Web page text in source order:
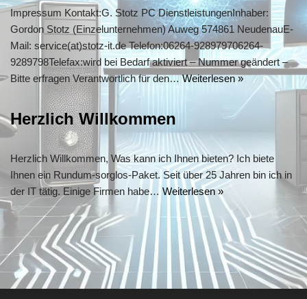
Impressum Kontakt:G. Stotz PC DienstleistungenInhaber:
Gordon Stotz (Einzelunternehmen) Auweg 574861 NeudenauE-
Mail: service(at)stotz-it.de Telefon:06264-928979706264-
9289798Telefax:wird bei Bedarf aktiviert – Nummer geändert –
Bitte erfragen Verantwortlich für den…Weiterlesen »
Herzlich Willkommen
Herzlich Willkommen, Was kann ich Ihnen bieten? Ich biete
Ihnen ein Rundum-sorglos-Paket. Seit über 25 Jahren bin ich in
der IT tätig. Einige Firmen habe… Weiterlesen »